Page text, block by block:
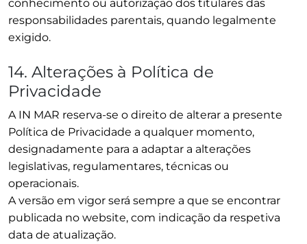
conhecimento ou autorização dos titulares das
responsabilidades parentais, quando legalmente
exigido.
14. Alterações à Política de
Privacidade
A IN MAR reserva-se o direito de alterar a presente
Política de Privacidade a qualquer momento,
designadamente para a adaptar a alterações
legislativas, regulamentares, técnicas ou
operacionais.
A versão em vigor será sempre a que se encontrar
publicada no website, com indicação da respetiva
data de atualização.